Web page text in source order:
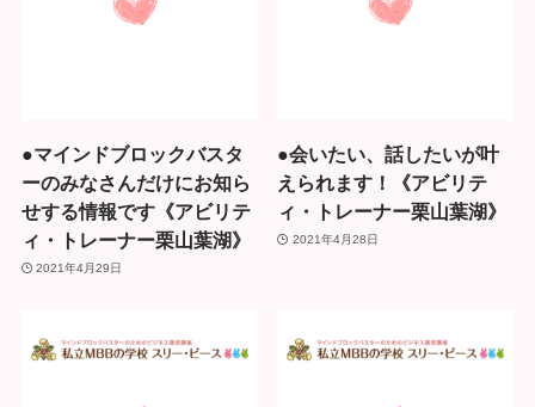
●マインドブロックバスタ
ーのみなさんだけにお知ら
せする情報です《アビリテ
ィ・トレーナー栗山葉湖》
2021年4月29日
●会いたい、話したいが叶
えられます！《アビリテ
ィ・トレーナー栗山葉湖》
2021年4月28日